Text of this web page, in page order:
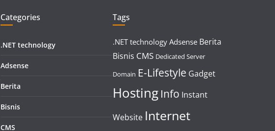
Categories
.NET technology
Adsense
Berita
Bisnis
CMS
Tags
.NET technology Adsense Berita
Bisnis CMS Dedicated Server
Domain E-Lifestyle Gadget
Hosting Info Instant
Website Internet